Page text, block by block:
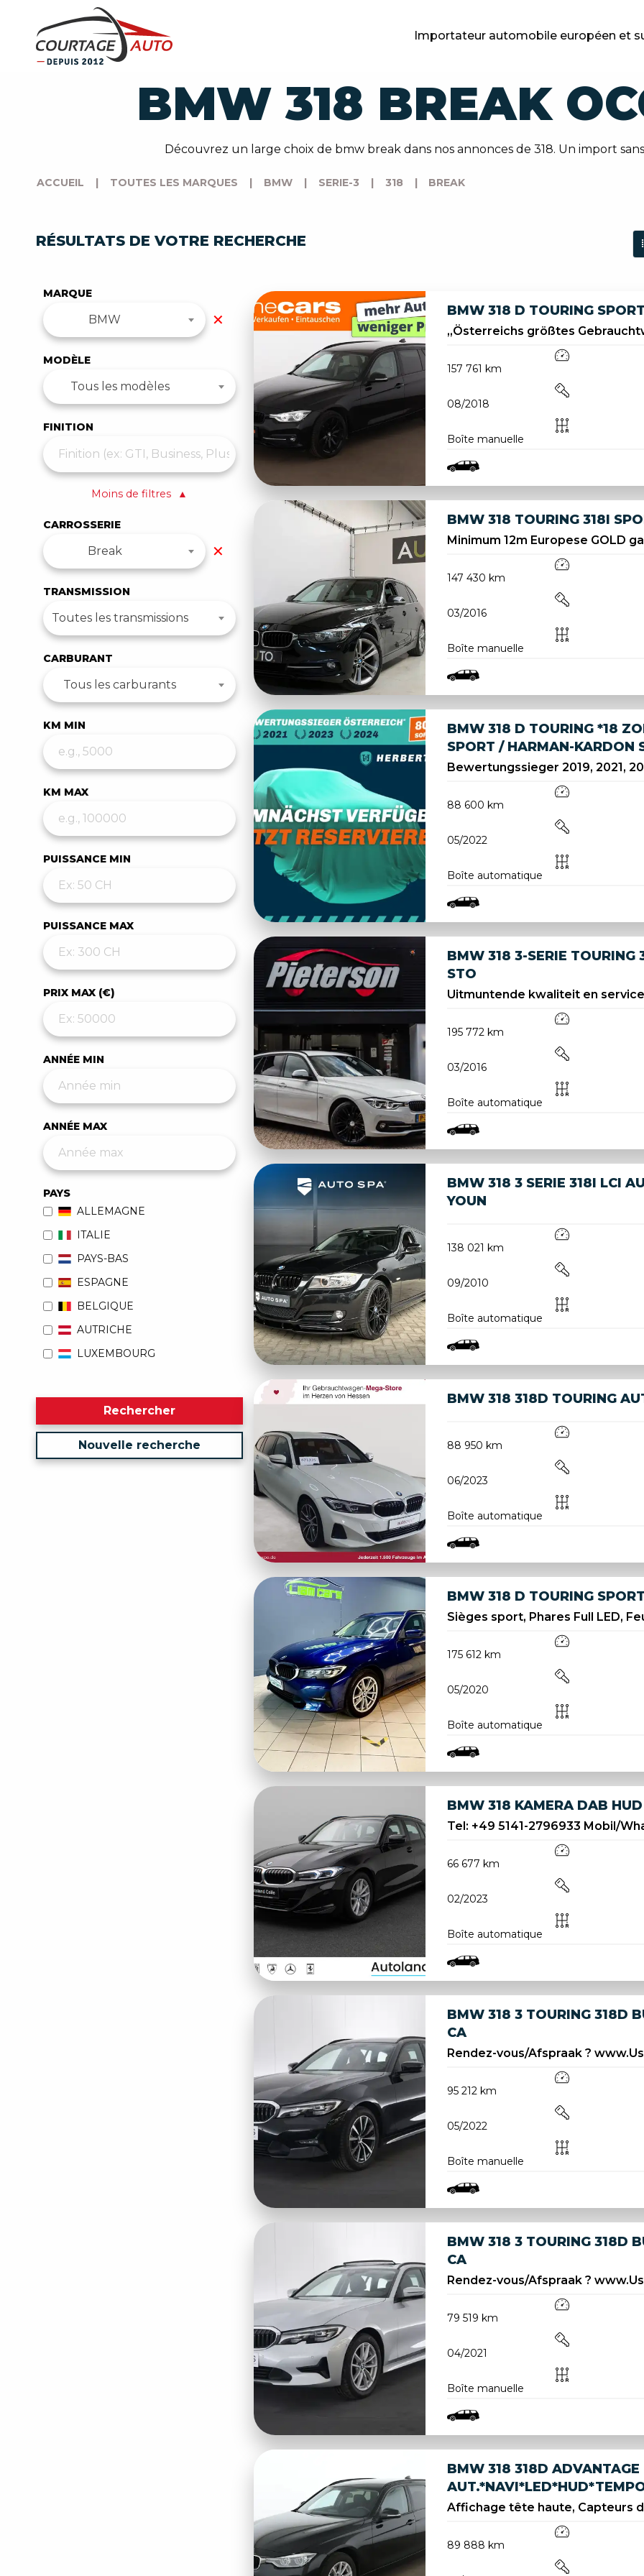
Importateur automobile européen et
BMW 318 BREAK
Découvrez un large choix de bmw break dans nos annonces de 318. Un import
ACCUEIL | TOUTES LES MARQUES | BMW | SERIE-3 | 318 | BREAK
RÉSULTATS DE VOTRE RECHERCHE
MARQUE
BMW ✕
MODÈLE
Tous les modèles
FINITION
Moins de filtres ▲
CARROSSERIE
Break ✕
TRANSMISSION
Toutes les transmissions
CARBURANT
Tous les carburants
KM MIN
KM MAX
PUISSANCE MIN
PUISSANCE MAX
PRIX MAX (€)
ANNÉE MIN
ANNÉE MAX
PAYS
ALLEMAGNE
ITALIE
PAYS-BAS
ESPAGNE
BELGIQUE
AUTRICHE
LUXEMBOURG
Rechercher
Nouvelle recherche
BMW 318 D TOURING
„Österreichs größtes
157 761 km
08/2018
Boîte manuelle
BMW 318 TOURING 318I
Minimum 12m Europese GOLD
147 430 km
03/2016
Boîte manuelle
BMW 318 D TOURING *18
SPORT / HARMAN-KARDON
Bewertungssieger 2019, 2021,
88 600 km
05/2022
Boîte automatique
BMW 318 3-SERIE TOURING
STO
Uitmuntende kwaliteit en service
195 772 km
03/2016
Boîte automatique
BMW 318 3 SERIE 318I LCI
YOUN
138 021 km
09/2010
Boîte automatique
BMW 318 318D TOURING
88 950 km
06/2023
Boîte automatique
BMW 318 D TOURING SPORT
Sièges sport, Phares Full LED,
175 612 km
05/2020
Boîte automatique
BMW 318 KAMERA DAB
Tel: +49 5141-2796933 Mobil/
66 677 km
02/2023
Boîte automatique
BMW 318 3 TOURING 318D
CA
Rendez-vous/Afspraak ?
95 212 km
05/2022
Boîte manuelle
BMW 318 3 TOURING 318D
CA
Rendez-vous/Afspraak ?
79 519 km
04/2021
Boîte manuelle
BMW 318 318D ADVANTAGE
Affichage tête haute, Capteurs
89 888 km